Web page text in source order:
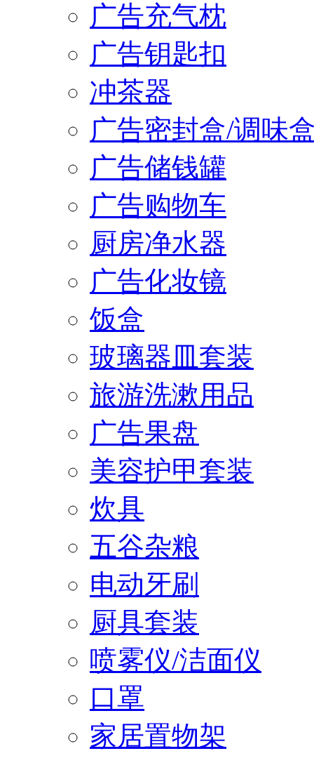
广告充气枕
广告钥匙扣
冲茶器
广告密封盒/调味
广告储钱罐
广告购物车
厨房净水器
广告化妆镜
饭盒
玻璃器皿套装
旅游洗漱用品
广告果盘
美容护甲套装
炊具
五谷杂粮
电动牙刷
厨具套装
喷雾仪/洁面仪
口罩
家居置物架